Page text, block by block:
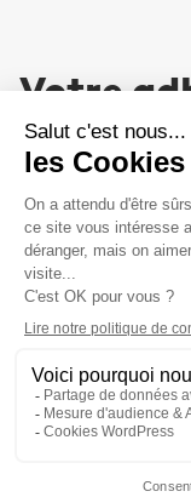
Votre
NOUS
Liens utiles